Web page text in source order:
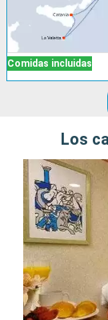
Comidas incluidas
Los